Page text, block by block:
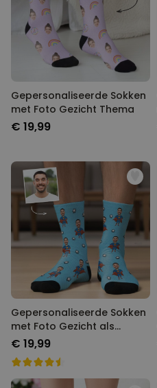
Gepersonaliseerde Sokken
met Foto Gezicht Thema
€ 19,99
Gepersonaliseerde Sokken
met Foto Gezicht als
Superheld
€ 19,99